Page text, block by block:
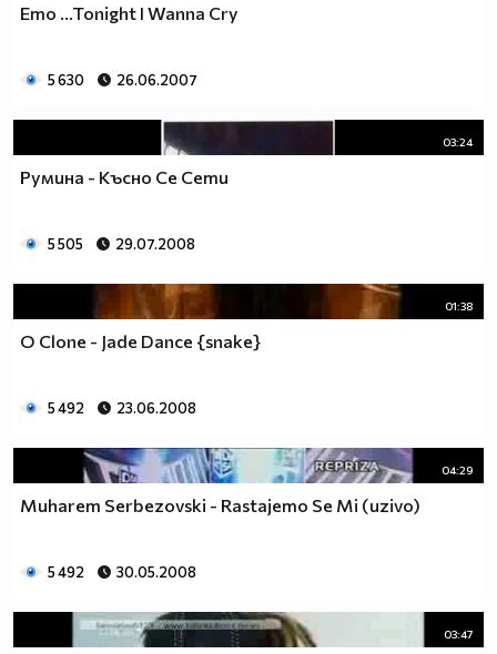
Emo ...Tonight I Wanna Cry
5 630 26.06.2007
03:24
Румина - Късно Се Сети
5 505 29.07.2008
01:38
O Clone - Jade Dance {snake}
5 492 23.06.2008
04:29
Muharem Serbezovski - Rastajemo Se Mi (uzivo)
5 492 30.05.2008
03:47